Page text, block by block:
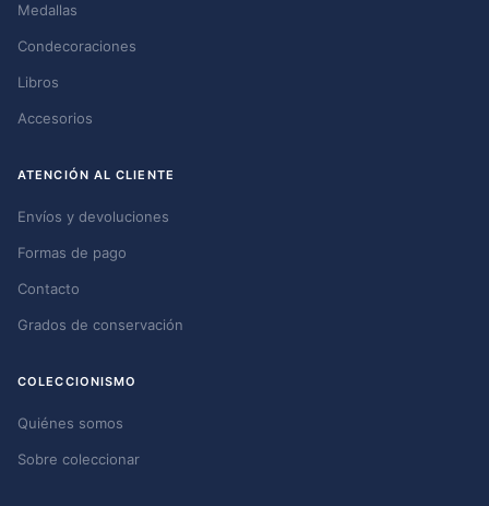
Medallas
Condecoraciones
Libros
Accesorios
ATENCIÓN AL CLIENTE
Envíos y devoluciones
Formas de pago
Contacto
Grados de conservación
COLECCIONISMO
Quiénes somos
Sobre coleccionar